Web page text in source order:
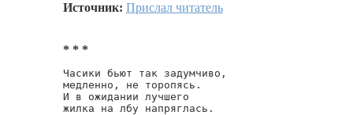
Источник: Прислал читатель
* * *
Часики бьют так задумчиво,
медленно, не торопясь.
И в ожидании лучшего
жилка на лбу напряглась.